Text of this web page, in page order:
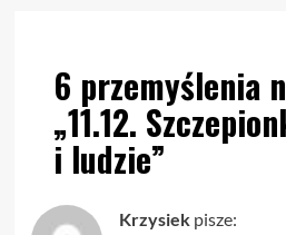
6 przemyślenia
„11.12.
i ludzie”
Krzysiek pisze: